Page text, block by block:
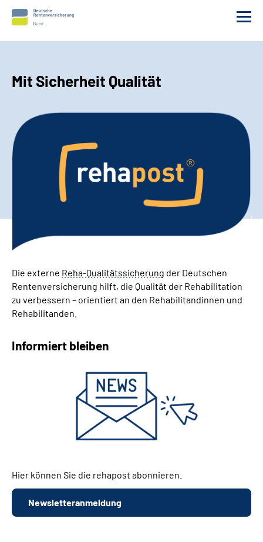
rehapost abonnieren
Erweiterte Suche
Leichte Sprache
Mit Sicherheit Qualität
Die externe Reha-Qualitätssicherung der Deutschen
Rentenversicherung hilft, die Qualität der Rehabilitation
zu verbessern – orientiert an den Rehabilitandinnen und
Rehabilitanden.
Informiert bleiben
Hier können Sie die rehapost abonnieren.
Newsletteranmeldung